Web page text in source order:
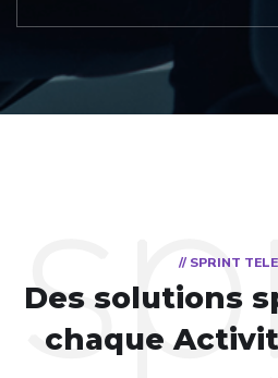
// SPRINT
Des solutions
chaque